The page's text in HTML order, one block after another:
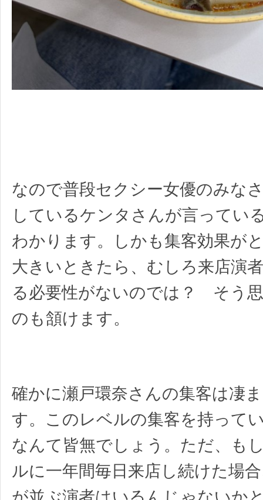
なので普段セクシー女優のみな
しているケンタさんが言ってい
わかります。しかも集客効果が
大きいときたら、むしろ来店演
る必要性がないのでは？ そう
のも頷けます。
確かに瀬戸環奈さんの集客は凄
す。このレベルの集客を持って
なんて皆無でしょう。ただ、も
ルに一年間毎日来店し続けた場